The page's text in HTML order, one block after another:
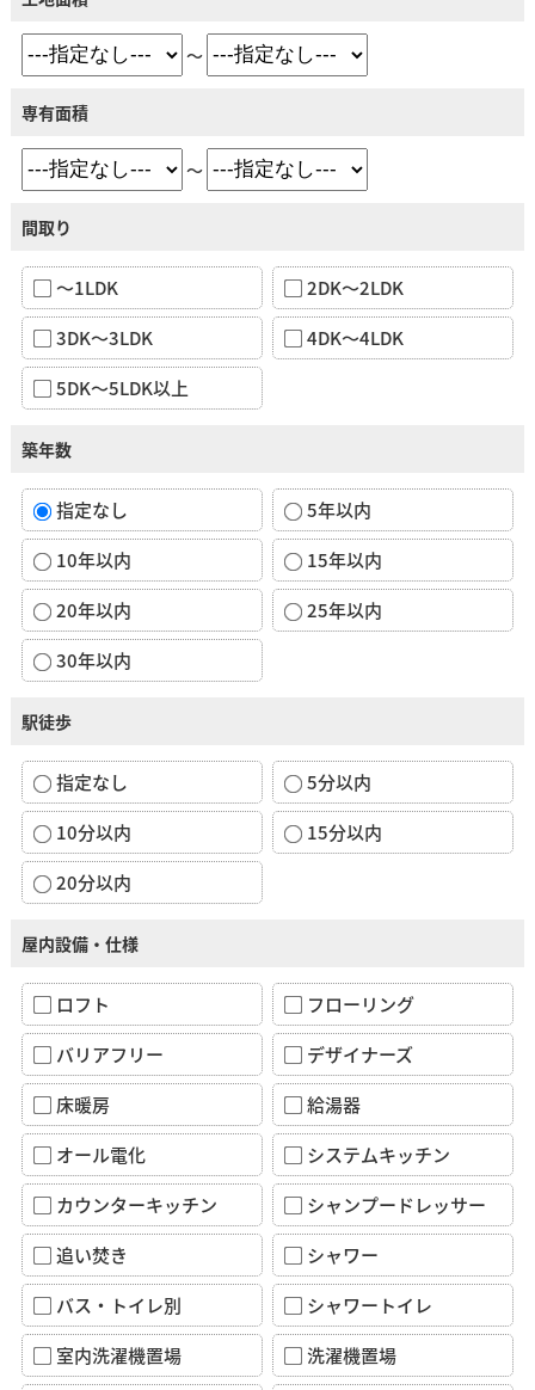
～
専有面積
～
間取り
～1LDK
2DK～2LDK
3DK～3LDK
4DK～4LDK
5DK～5LDK以上
築年数
指定なし
5年以内
10年以内
15年以内
20年以内
25年以内
30年以内
駅徒歩
指定なし
5分以内
10分以内
15分以内
20分以内
屋内設備・仕様
ロフト
フローリング
バリアフリー
デザイナーズ
床暖房
給湯器
オール電化
システムキッチン
カウンターキッチン
シャンプードレッサー
追い焚き
シャワー
バス・トイレ別
シャワートイレ
室内洗濯機置場
洗濯機置場